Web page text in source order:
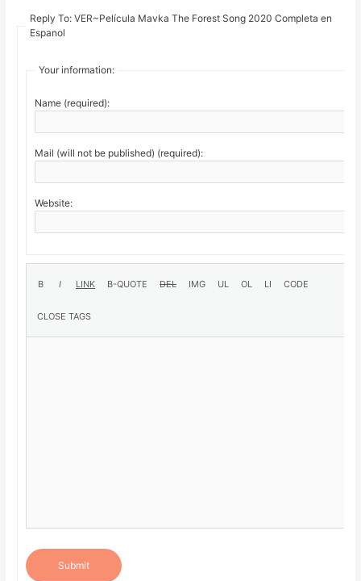
Reply To: VER~Película Mavka The Forest Song 2020 Completa en
Espanol
Your information:
Name (required):
Mail (will not be published) (required):
Website:
Submit